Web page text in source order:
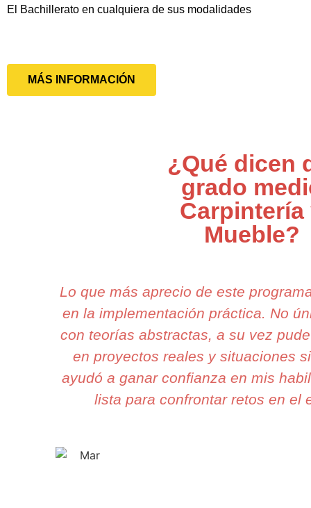
El Bachillerato en cualquiera de sus modalidades
MÁS INFORMACIÓN
¿Qué dicen
grado
Carpintería
Mueble?
Lo que más aprecio de este
en la implementación práctica. No
con teorías abstractas, a su vez
en proyectos reales y situaciones
ayudó a ganar confianza en mis
lista para confrontar retos en el